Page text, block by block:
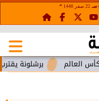
22 صفر 1448 هـ
برشلونة يقترب من